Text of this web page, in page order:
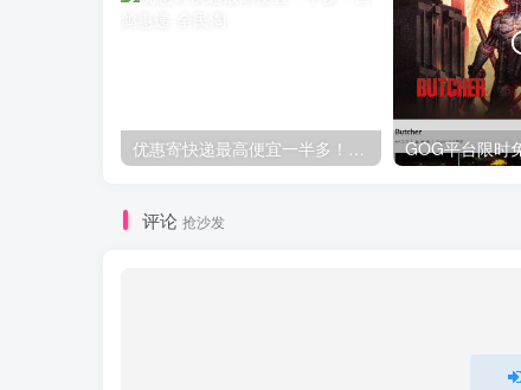
优惠寄快递最高便宜一半多！白鸽惠递
评论 抢沙发